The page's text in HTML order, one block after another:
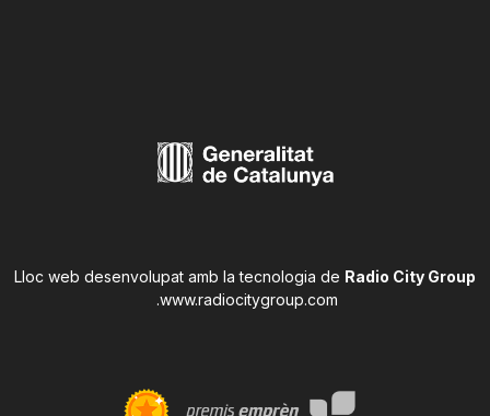
Lloc web desenvolupat amb la tecnologia de Radio City Group
www.radiocitygroup.com
.